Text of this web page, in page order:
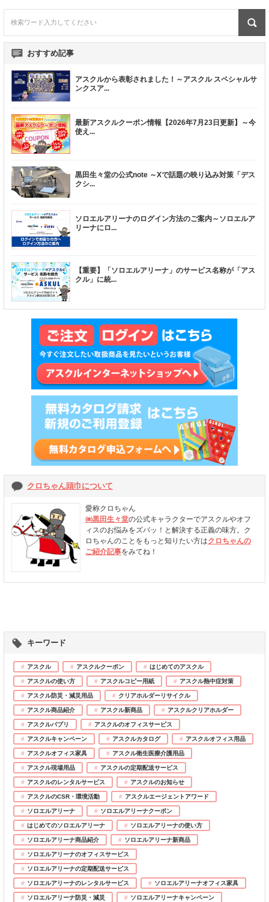
おすすめ記事
アスクルから表彰されました！～アスクル スペシャルサ
ンクスア...
最新アスクルクーポン情報【2026年7月23日更新】～今
使え...
黒田生々堂の公式note ～Xで話題の映り込み対策「デス
クシ...
ソロエルアリーナのログイン方法のご案内～ソロエルア
リーナにロ...
【重要】「ソロエルアリーナ」のサービス名称が「アス
クル」に統...
クロちゃん頭巾について
愛称クロちゃん
㈱黒田生々堂の公式キャラクターでアスクルやオフ
ィスのお悩みをズバッ！と解決する正義の味方。ク
ロちゃんのことをもっと知りたい方はクロちゃんの
ご紹介記事をみてね！
キーワード
アスクル アスクルクーポン はじめてのアスクル
アスクルの使い方 アスクルコピー用紙 アスクル熱中症対策
アスクル防災・減災用品 クリアホルダーリサイクル
アスクル商品紹介 アスクル新商品 アスクルクリアホルダー
アスクルパプリ アスクルのオフィスサービス
アスクルキャンペーン アスクルカタログ アスクルオフィス用品
アスクルオフィス家具 アスクル衛生医療介護用品
アスクル現場用品 アスクルの定期配送サービス
アスクルのレンタルサービス アスクルのお知らせ
アスクルのCSR・環境活動 アスクルエージェントアワード
ソロエルアリーナ ソロエルアリーナクーポン
はじめてのソロエルアリーナ ソロエルアリーナの使い方
ソロエルアリーナ商品紹介 ソロエルアリーナ新商品
ソロエルアリーナのオフィスサービス
ソロエルアリーナの定期配送サービス
ソロエルアリーナのレンタルサービス ソロエルアリーナオフィス家具
ソロエルアリーナ防災・減災 ソロエルアリーナキャンペーン